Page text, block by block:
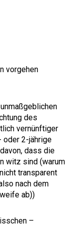
vorgehen
des
vernünftiger
oder 2-jährige
dass die
witz sind (warum
transparent
nach dem
ab))
–